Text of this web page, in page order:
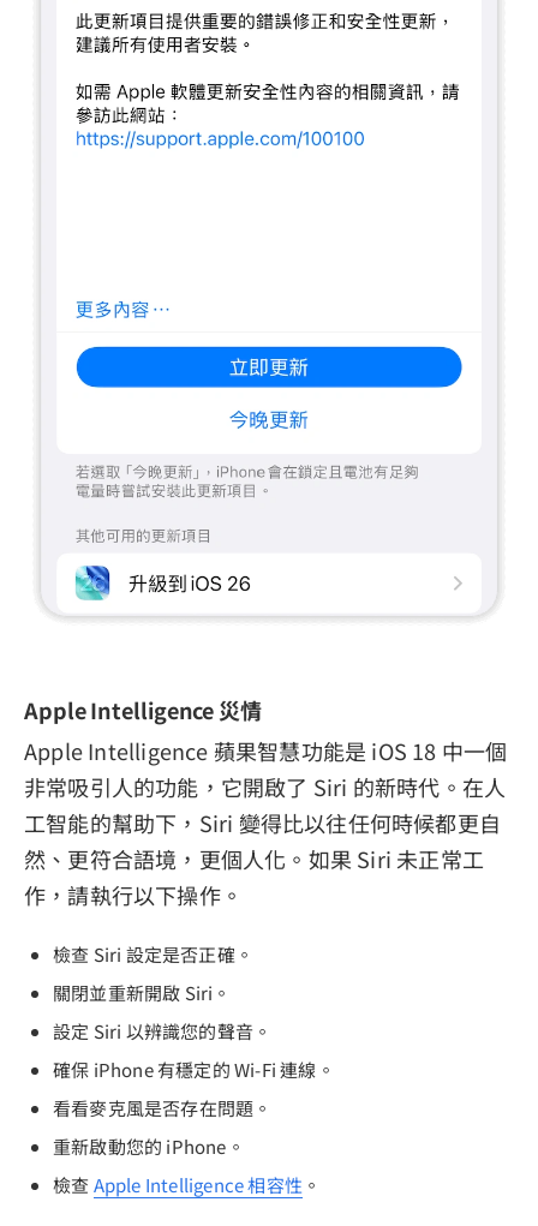
Apple Intelligence 災情
Apple Intelligence 蘋果智慧功能是 iOS 18 中一個
非常吸引人的功能，它開啟了 Siri 的新時代。在人
工智能的幫助下，Siri 變得比以往任何時候都更自
然、更符合語境，更個人化。如果 Siri 未正常工
作，請執行以下操作。
檢查 Siri 設定是否正確。
關閉並重新開啟 Siri。
設定 Siri 以辨識您的聲音。
確保 iPhone 有穩定的 Wi-Fi 連線。
看看麥克風是否存在問題。
重新啟動您的 iPhone。
檢查Apple Intelligence 相容性 。